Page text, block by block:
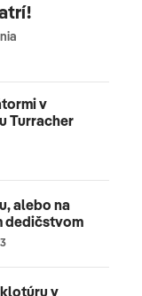
v
Turracher
alebo na
dedičstvom
v